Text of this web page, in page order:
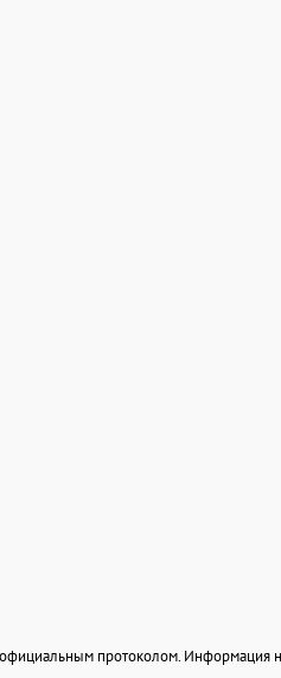
официальным протоколом.